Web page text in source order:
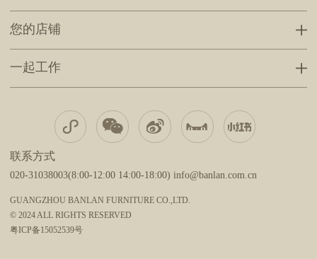
您的店铺
一起工作
联系方式
020-31038003(8:00-12:00 14:00-18:00) info@banlan.com.cn
GUANGZHOU BANLAN FURNITURE CO.,LTD.
© 2024 ALL RIGHTS RESERVED
粤ICP备15052539号